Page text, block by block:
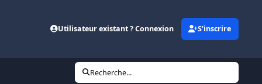
Utilisateur existant ? Connexion S’inscrire
Recherche...